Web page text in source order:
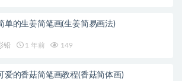
单的生姜简笔画(生姜简易画法)
铅 1 年前 149
爱的香菇简笔画教程(香菇简体画)